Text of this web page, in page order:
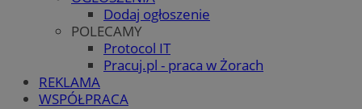
Dodaj ogłoszenie
POLECAMY
Protocol IT
Pracuj.pl - praca w Żorach
REKLAMA
WSPÓŁPRACA